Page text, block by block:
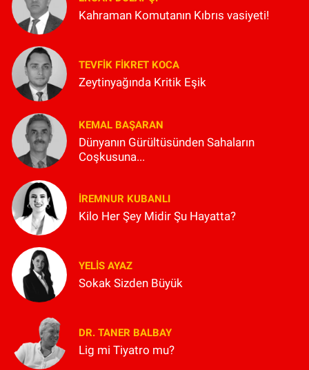
Kahraman Komutanın Kıbrıs vasiyeti!
TEVFIK FIKRET KOCA
Zeytinyağında Kritik Eşik
KEMAL BAŞARAN
Dünyanın Gürültüsünden Sahaların
Coşkusuna...
İREMNUR KUBANLI
Kilo Her Şey Midir Şu Hayatta?
YELIS AYAZ
Sokak Sizden Büyük
DR. TANER BALBAY
Lig mi Tiyatro mu?